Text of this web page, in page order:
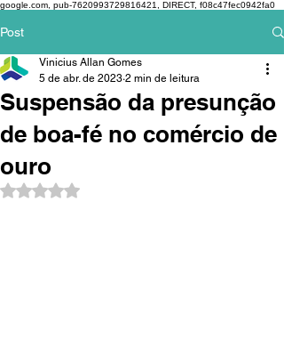
google.com, pub-7620993729816421, DIRECT, f08c47fec0942fa0
Post
Suspensão da presunção
de boa-fé no comércio de
ouro
Vinicius Allan Gomes
5 de abr. de 2023 2 min de leitura
Avaliado com NaN de 5 estrelas.